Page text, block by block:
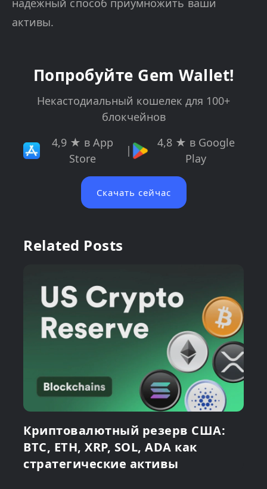
надежный способ приумножить ваши
активы.
Попробуйте Gem Wallet!
Некастодиальный кошелек для 100+
блокчейнов
4,9 ★ в App
Store
|
4,8 ★ в Google
Play
Скачать сейчас
Related Posts
Криптовалютный резерв США:
BTC, ETH, XRP, SOL, ADA как
стратегические активы